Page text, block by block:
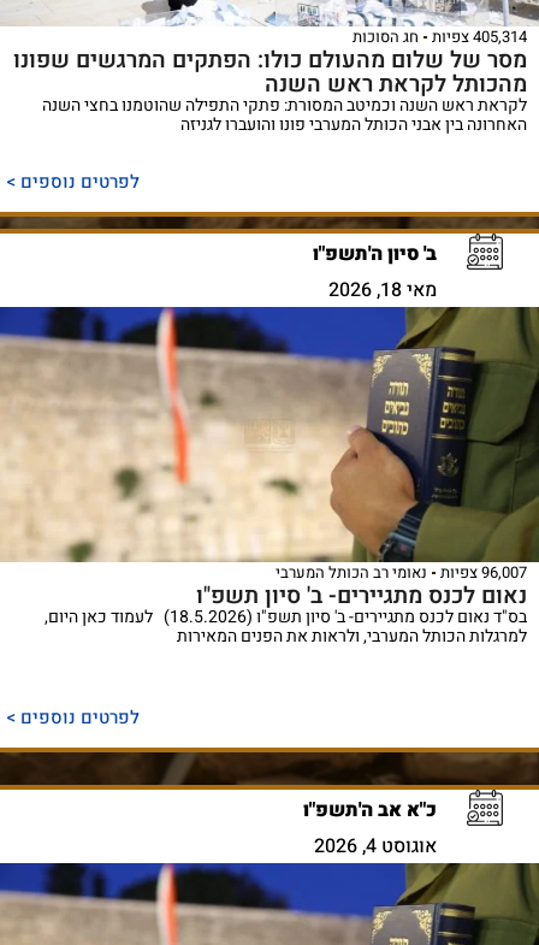
405,314 צפיות חג הסוכות
מסר של שלום מהעולם כולו: הפתקים המרגשים שפונו
מהכותל לקראת ראש השנה
לקראת ראש השנה וכמיטב המסורת: פתקי התפילה שהוטמנו בחצי השנה
האחרונה בין אבני הכותל המערבי פונו והועברו לגניזה
לפרטים נוספים >
ב' סיון ה'תשפ"ו
מאי 18, 2026
96,007 צפיות נאומי רב הכותל המערבי
נאום לכנס מתגיירים- ב' סיון תשפ"ו
בס"ד נאום לכנס מתגיירים- ב' סיון תשפ"ו (18.5.2026) לעמוד כאן היום,
למרגלות הכותל המערבי, ולראות את הפנים המאירות
לפרטים נוספים >
כ"א אב ה'תשפ"ו
אוגוסט 4, 2026